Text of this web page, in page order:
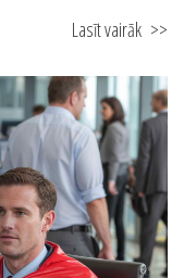
Lasīt vairāk >>